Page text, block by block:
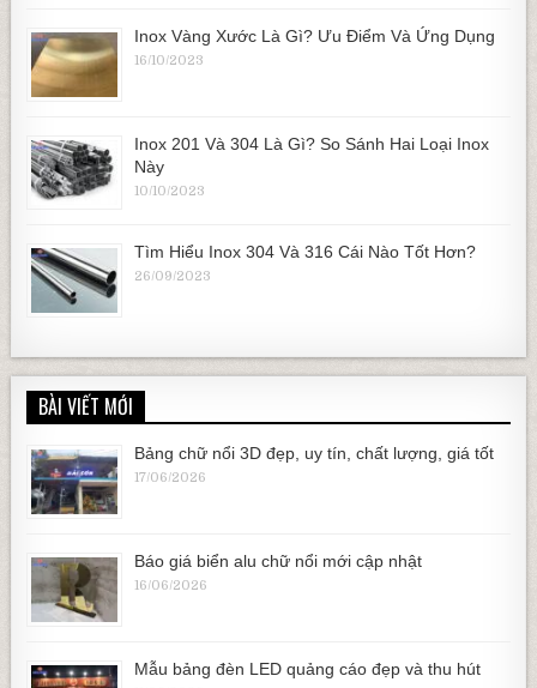
Inox Vàng Xước Là Gì? Ưu Điểm Và Ứng Dụng
16/10/2023
Inox 201 Và 304 Là Gì? So Sánh Hai Loại Inox
Này
10/10/2023
Tìm Hiểu Inox 304 Và 316 Cái Nào Tốt Hơn?
26/09/2023
BÀI VIẾT MỚI
Bảng chữ nổi 3D đẹp, uy tín, chất lượng, giá tốt
17/06/2026
Báo giá biển alu chữ nổi mới cập nhật
16/06/2026
Mẫu bảng đèn LED quảng cáo đẹp và thu hút